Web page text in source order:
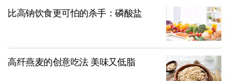
比高钠饮食更可怕的杀手：磷酸盐
高纤燕麦的创意吃法 美味又低脂